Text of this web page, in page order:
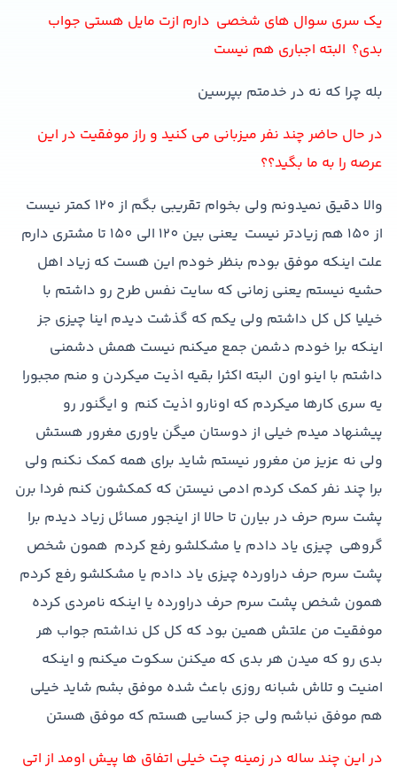
يک سري سوال هاي شخصي دارم ازت مايل هستي جواب
بدي؟ البته اجباري هم نيست
بله چرا که نه در خدمتم بپرسين
در حال حاضر چند نفر ميزباني مي کنيد و راز موفقيت در اين
عرصه را به ما بگيد؟؟
والا دقيق نميدونم ولي بخوام تقريبي بگم از 120 کمتر نيست
از 150 هم زيادتر نيست يعني بين 120 الي 150 تا مشتري دارم
علت اينکه موفق بودم بنظر خودم اين هست که زياد اهل
حشيه نيستم يعني زماني که سايت نفس طرح رو داشتم با
خيليا کل کل داشتم ولي يکم که گذشت ديدم اينا چيزي جز
اينکه برا خودم دشمن جمع ميکنم نيست همش دشمني
داشتم با اينو اون البته اکثرا بقيه اذيت ميکردن و منم مجبورا
يه سري کارها ميکردم که اونارو اذيت کنم و ايگنور رو
پيشنهاد ميدم خيلي از دوستان ميگن ياوري مغرور هستش
ولي نه عزيز من مغرور نيستم شايد براي همه کمک نکنم ولي
برا چند نفر کمک کردم ادمي نيستن که کمکشون کنم فردا برن
پشت سرم حرف در بيارن تا حالا از اينجور مسائل زياد ديدم برا
گروهي چيزي ياد دادم يا مشکلشو رفع کردم همون شخص
پشت سرم حرف دراورده چيزي ياد دادم يا مشکلشو رفع کردم
همون شخص پشت سرم حرف دراورده يا اينکه نامردي کرده
موفقيت من علتش همين بود که کل کل نداشتم جواب هر
بدي رو که ميدن هر بدي که ميکنن سکوت ميکنم و اينکه
امنيت و تلاش شبانه روزي باعث شده موفق بشم شايد خيلي
هم موفق نباشم ولي جز کسايي هستم که موفق هستن
در اين چند ساله در زمينه چت خيلي اتفاق ها پيش اومد از اتي